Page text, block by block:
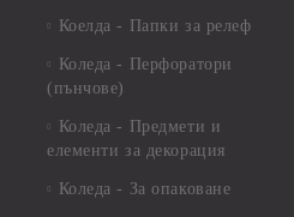
Коелда - Папки за релеф
Коледа - Перфоратори
(пънчове)
Коледа - Предмети и
елементи за декорация
Коледа - За опаковане